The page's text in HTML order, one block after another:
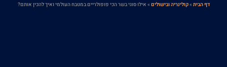
דף הבית »קולינריה ובישולים » אילו סוגי בשר הכי פופולריים במטבח העולמי ואיך להכין אותם?